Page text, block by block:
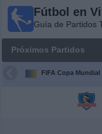
Fútbol en
Guía de Partidos
Próximos Partidos
FIFA Copa Mundial